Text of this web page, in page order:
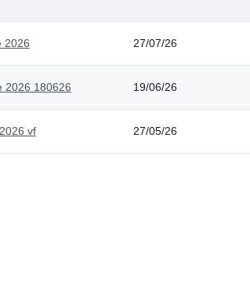
2026 27/07/26
2026 180626 19/06/26
vf 27/05/26